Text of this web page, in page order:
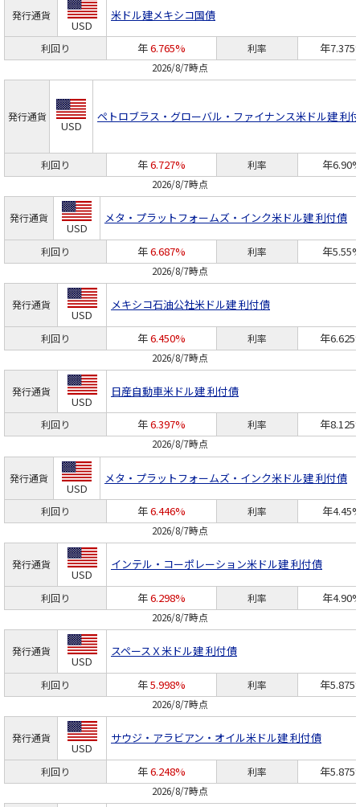
発行通貨
USD
米ドル建メキシコ国債
利回り 年6.765% 利率 年
2026/8/7時点
発行通貨
USD
ペトロブラス・グローバル・ファイナンス米ドル建 利
利回り 年6.727% 利率 年
2026/8/7時点
発行通貨
USD
メタ・プラットフォームズ・インク米ドル建 利付債
利回り 年6.687% 利率 年
2026/8/7時点
発行通貨
USD
メキシコ石油公社米ドル建 利付債
利回り 年6.450% 利率 年
2026/8/7時点
発行通貨
USD
日産自動車米ドル建 利付債
利回り 年6.397% 利率 年
2026/8/7時点
発行通貨
USD
メタ・プラットフォームズ・インク米ドル建 利付債
利回り 年6.446% 利率 年
2026/8/7時点
発行通貨
USD
インテル・コーポレーション米ドル建 利付債
利回り 年6.298% 利率 年
2026/8/7時点
発行通貨
USD
スペースＸ米ドル建 利付債
利回り 年5.998% 利率 年
2026/8/7時点
発行通貨
USD
サウジ・アラビアン・オイル米ドル建 利付債
利回り 年6.248% 利率 年
2026/8/7時点